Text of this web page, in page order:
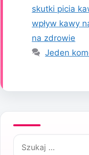
skutki picia
wpływ kawy
na zdrowie
Jeden
Szukaj: